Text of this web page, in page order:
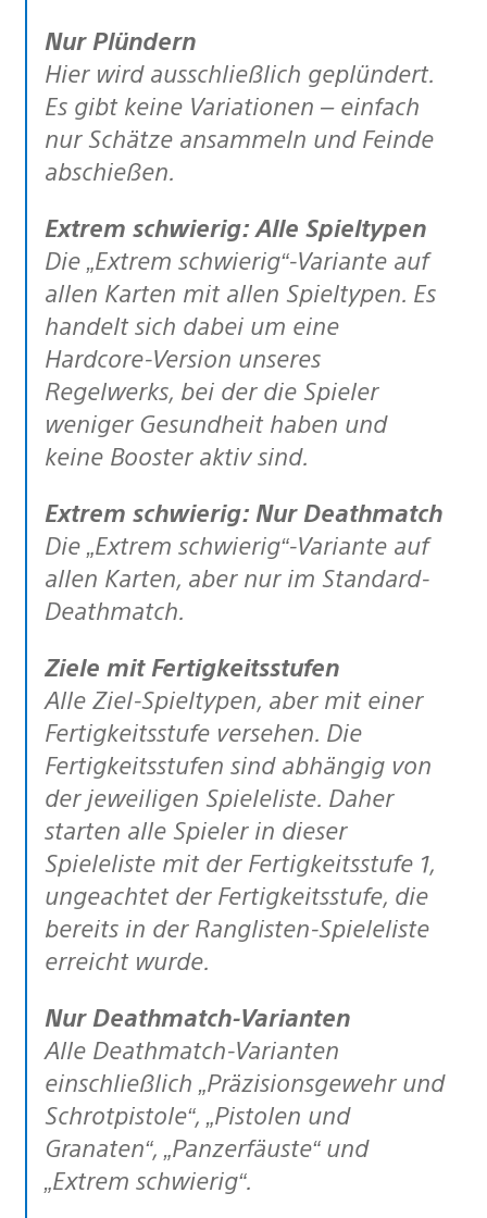
Nur Plündern
Hier wird ausschließlich geplündert.
Es gibt keine Variationen – einfach
nur Schätze ansammeln und Feinde
abschießen.
Extrem schwierig: Alle Spieltypen
Die „Extrem schwierig“-Variante auf
allen Karten mit allen Spieltypen. Es
handelt sich dabei um eine
Hardcore-Version unseres
Regelwerks, bei der die Spieler
weniger Gesundheit haben und
keine Booster aktiv sind.
Extrem schwierig: Nur Deathmatch
Die „Extrem schwierig“-Variante auf
allen Karten, aber nur im Standard-
Deathmatch.
Ziele mit Fertigkeitsstufen
Alle Ziel-Spieltypen, aber mit einer
Fertigkeitsstufe versehen. Die
Fertigkeitsstufen sind abhängig von
der jeweiligen Spieleliste. Daher
starten alle Spieler in dieser
Spieleliste mit der Fertigkeitsstufe 1,
ungeachtet der Fertigkeitsstufe, die
bereits in der Ranglisten-Spieleliste
erreicht wurde.
Nur Deathmatch-Varianten
Alle Deathmatch-Varianten
einschließlich „Präzisionsgewehr und
Schrotpistole“, „Pistolen und
Granaten“, „Panzerfäuste“ und
„Extrem schwierig“.